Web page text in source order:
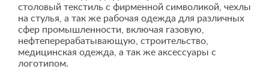
столовый текстиль с фирменной символикой, чехлы
на стулья, а так же рабочая одежда для различных
сфер промышленности, включая газовую,
нефтеперерабатывающую, строительство,
медицинская одежда, а так же аксессуары с
логотипом.